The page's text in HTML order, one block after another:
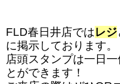
FLD春日井店ではレジ
に掲示しております。
店頭スタンプは一日
とができます！